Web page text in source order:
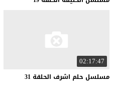
02:17:47
مسلسل حلم اشرف الحلقة 31